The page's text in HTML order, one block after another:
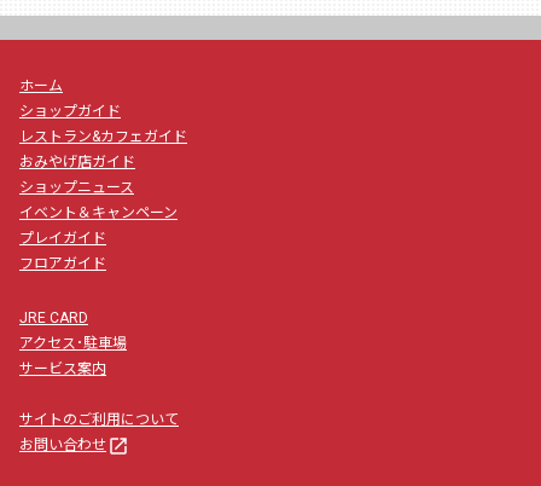
ホーム
ショップガイド
レストラン&カフェガイド
おみやげ店ガイド
ショップニュース
イベント＆キャンペーン
プレイガイド
フロアガイド
JRE CARD
アクセス･駐車場
サービス案内
サイトのご利用について
お問い合わせ launch